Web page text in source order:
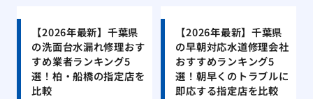
【2026年最新】千葉県
の洗面台水漏れ修理おす
すめ業者ランキング5
選！柏・船橋の指定店を
比較
【2026年最新】千葉県
の早朝対応水道修理会社
おすすめランキング5
選！朝早くのトラブルに
即応する指定店を比較